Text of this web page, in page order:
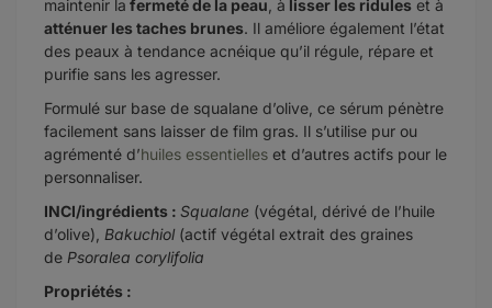
maintenir la fermeté de la peau , à lisser les ridules et à
atténuer les taches brunes. Il améliore également l’état
des peaux à tendance acnéique qu’il régule, répare et
purifie sans les agresser.
Formulé sur base de squalane d’olive, ce sérum pénètre
facilement sans laisser de film gras. Il s’utilise pur ou
agrémenté d’huiles essentielles et d’autres actifs pour le
personnaliser.
INCI/ingrédients : Squalane (végétal, dérivé de l’huile
d’olive), Bakuchiol (actif végétal extrait des graines
de Psoralea corylifolia
Propriétés :